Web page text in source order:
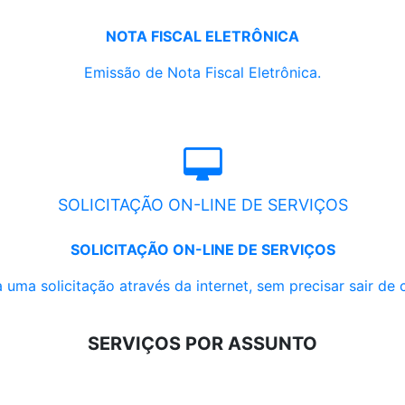
NOTA FISCAL ELETRÔNICA
Emissão de Nota Fiscal Eletrônica.
SOLICITAÇÃO ON-LINE DE SERVIÇOS
SOLICITAÇÃO ON-LINE DE SERVIÇOS
uma solicitação através da internet, sem precisar sair de
SERVIÇOS POR ASSUNTO